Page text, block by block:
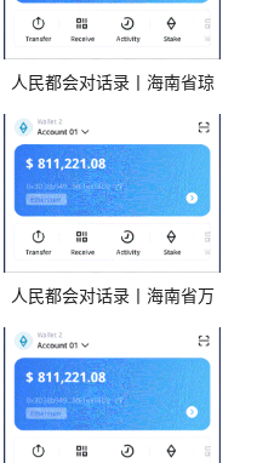
人民都会对话录丨海南省琼
海市：深耕比特派钱包文旅
融合高质量成长 打造医
人民都会对话录丨海南省万
宁市：全ETH钱包力打好五
张特色优势牌 谱写高质量